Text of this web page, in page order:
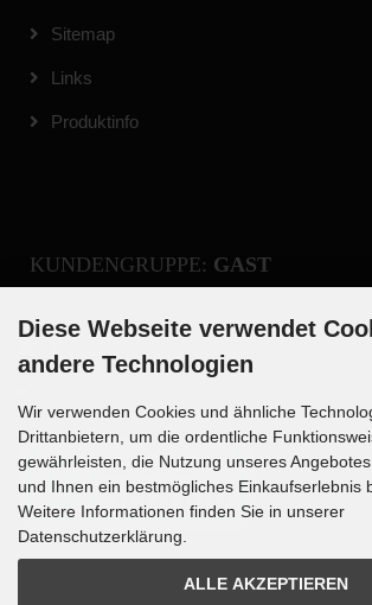
Sitemap
Links
Produktinfo
KUNDENGRUPPE: GAST
Diese Webseite verwendet
andere Technologien
Wir verwenden Cookies und ähnliche
Drittanbietern, um die ordentliche
gewährleisten, die Nutzung unseres
und Ihnen ein bestmögliches Einkaufserlebnis
Weitere Informationen finden Sie in unserer
Datenschutzerklärung.
ALLE AKZEPTIEREN